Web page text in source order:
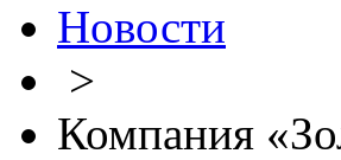
Новости
>
Компания